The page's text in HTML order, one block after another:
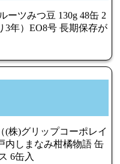
ーツみつ豆 130g 48缶 2
3年）EO8号 長期保存が
(株)グリップコーポレイ
内しまなみ柑橘物語 缶
6缶入